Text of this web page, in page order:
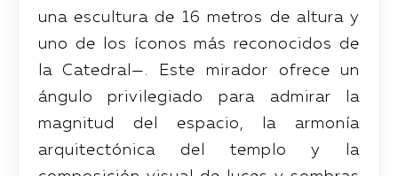
una escultura de 16 metros de altura y
uno de los íconos más reconocidos de
la Catedral—. Este mirador ofrece un
ángulo privilegiado para admirar la
magnitud del espacio, la armonía
arquitectónica del templo y la